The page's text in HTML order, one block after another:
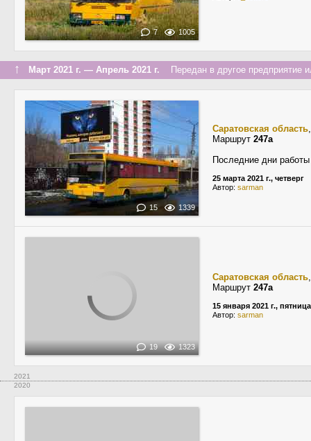
7 1005
↑ Март 2021 г. — Апрель 2021 г. Передан в другое предприятие
15 1339
Саратовская область
Маршрут 247а
Последние дни
25 марта 2021 г., четверг
Автор: sarman
19 1323
Саратовская область
Маршрут 247а
15 января 2021 г., пятница
Автор: sarman
2021
2020